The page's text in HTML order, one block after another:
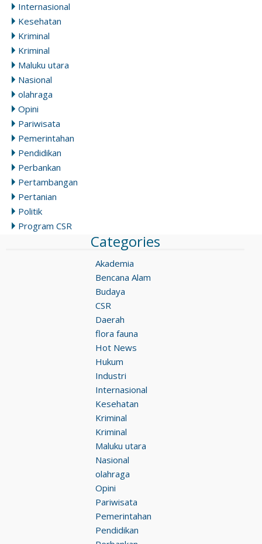
Internasional
Kesehatan
Kriminal
Kriminal
Maluku utara
Nasional
olahraga
Opini
Pariwisata
Pemerintahan
Pendidikan
Perbankan
Pertambangan
Pertanian
Politik
Program CSR
Categories
Akademia
Bencana Alam
Budaya
CSR
Daerah
flora fauna
Hot News
Hukum
Industri
Internasional
Kesehatan
Kriminal
Kriminal
Maluku utara
Nasional
olahraga
Opini
Pariwisata
Pemerintahan
Pendidikan